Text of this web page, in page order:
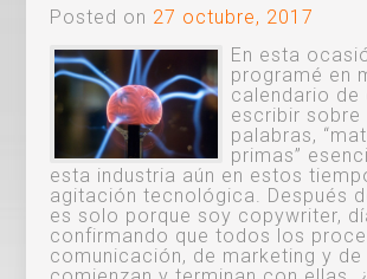
Posted on 27 octubre, 2017
En esta
programé en
calendario de
escribir sobre las
palabras,
primas”
esta industria aún en estos
agitación tecnológica. Después
es solo porque soy copywriter,
confirmando que todos los
comunicación, de marketing y de